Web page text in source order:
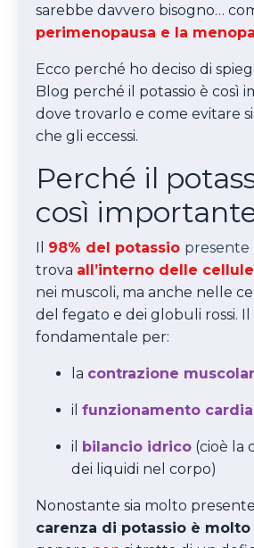
sarebbe davvero bisogno…
perimenopausa e la
Ecco perché ho deciso di
Blog perché il potassio è così
dove trovarlo e come evitare
che gli eccessi.
Perché il
così
Il 98% del potassio presente
trova all’interno delle cellule
nei muscoli, ma anche nelle
del fegato e dei globuli rossi. Il
fondamentale per:
la contrazione
il funzionamento
il bilancio idrico (cioè la
dei liquidi nel corpo)
Nonostante sia molto
carenza di potassio è